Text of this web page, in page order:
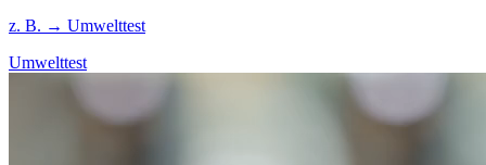
z. B. → Umwelttest
Umwelttest